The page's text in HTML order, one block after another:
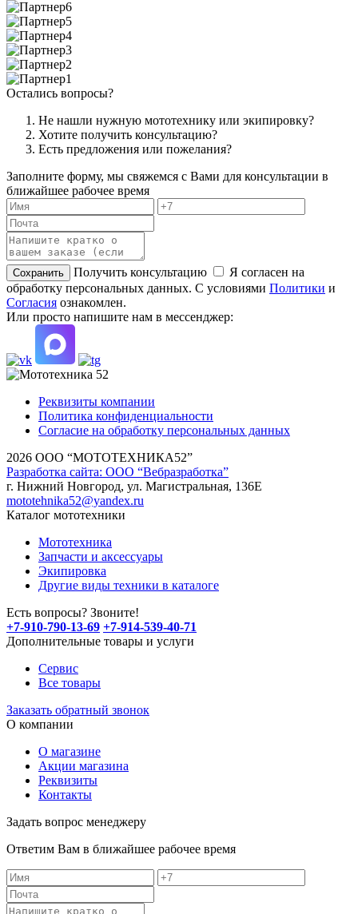
Остались вопросы?
Не нашли нужную мототехнику или экипировку?
Хотите получить консультацию?
Есть предложения или пожелания?
Заполните форму, мы свяжемся с Вами для консультации в
ближайшее рабочее время
Получить консультацию
Я согласен на
обработку персональных данных. С условиями Политики и
Согласия ознакомлен.
Или просто напишите нам в мессенджер:
Реквизиты компании
Политика конфиденциальности
Согласие на обработку персональных данных
2026 ООО “МОТОТЕХНИКА52”
Разработка сайта: ООО “Вебразработка”
г. Нижний Новгород, ул. Магистральная, 136Е
mototehnika52@yandex.ru
Каталог мототехники
Мототехника
Запчасти и аксессуары
Экипировка
Другие виды техники в каталоге
Есть вопросы? Звоните!
+7-910-790-13-69 +7-914-539-40-71
Дополнительные товары и услуги
Сервис
Все товары
Заказать обратный звонок
О компании
О магазине
Акции магазина
Реквизиты
Контакты
Задать вопрос менеджеру
Ответим Вам в ближайшее рабочее время